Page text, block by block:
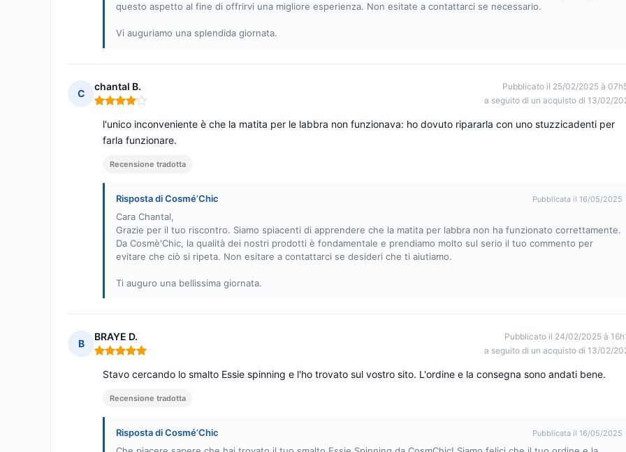
questo aspetto al fine di offrirvi una migliore esperienza. Non esitate a contattarci se necessario.
Vi auguriamo una splendida giornata.
C
chantal B.
Nota: 4 su 5
Pubblicato il 25/02/2025 à
a seguito di un acquisto di 13/02/
l'unico inconveniente è che la matita per le labbra non funzionava: ho dovuto ripararla con uno stuzzicadenti per
farla funzionare.
Recensione tradotta
Risposta di Cosmé’Chic Pubblicata il 16/05/2025
Cara Chantal,
Grazie per il tuo riscontro. Siamo spiacenti di apprendere che la matita per labbra non ha funzionato correttamente.
Da Cosmè'Chic, la qualità dei nostri prodotti è fondamentale e prendiamo molto sul serio il tuo commento per
evitare che ciò si ripeta. Non esitare a contattarci se desideri che ti aiutiamo.
Ti auguro una bellissima giornata.
B
BRAYE D.
Nota: 5 su 5
Pubblicato il 24/02/2025 à
a seguito di un acquisto di 13/02/
Stavo cercando lo smalto Essie spinning e l'ho trovato sul vostro sito. L'ordine e la consegna sono andati bene.
Recensione tradotta
Risposta di Cosmé’Chic Pubblicata il 16/05/2025